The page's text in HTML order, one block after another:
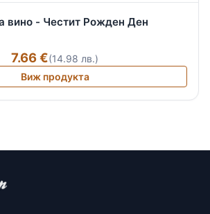
вино - Честит Рожден Ден
7.66 €(14.98 лв.)
Виж продукта